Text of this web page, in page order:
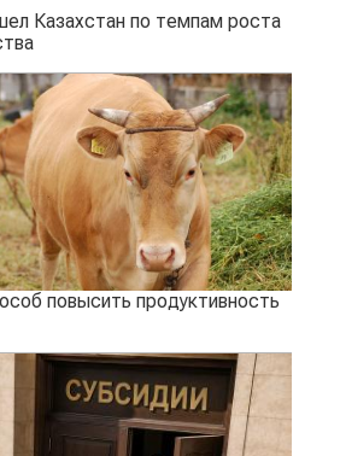
Казахстан по темпам роста
повысить продуктивность